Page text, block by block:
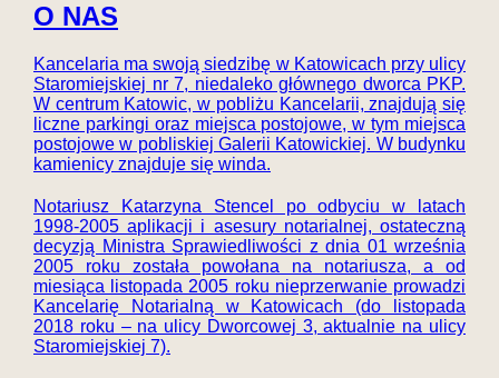
O NAS
Kancelaria ma swoją siedzibę w Katowicach przy ulicy
Staromiejskiej nr 7, niedaleko głównego dworca PKP.
W centrum Katowic, w pobliżu Kancelarii, znajdują się
liczne parkingi oraz miejsca postojowe, w tym miejsca
postojowe w pobliskiej Galerii Katowickiej. W budynku
kamienicy znajduje się winda.
Notariusz Katarzyna Stencel po odbyciu w latach
1998-2005 aplikacji i asesury notarialnej, ostateczną
decyzją Ministra Sprawiedliwości z dnia 01 września
2005 roku została powołana na notariusza, a od
miesiąca listopada 2005 roku nieprzerwanie prowadzi
Kancelarię Notarialną w Katowicach (do listopada
2018 roku – na ulicy Dworcowej 3, aktualnie na ulicy
Staromiejskiej 7).